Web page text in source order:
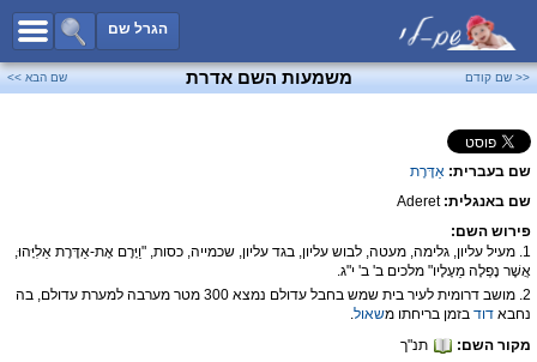
הגרל שם
כל השמות
שמות לבנים
שמות נדירים
קטגוריות
<< שם קודם משמעות השם אדרת שם הבא >>
שם בעברית: אַדֶּרֶת
שם באנגלית:Aderet
פירוש השם:
1. מעיל עליון, גלימה, מעטה, לבוש עליון, בגד עליון, שכמייה, כסות, "וַיָּרֶם אֶת-אַדֶּרֶת אֵלִיָּהוּ,
אֲשֶׁר נָפְלָה מֵעָלָיו" מלכים ב' ב' י"ג.
2. מושב דרומית לעיר בית שמש בחבל עדולם נמצא 300 מטר מערבה למערת עדולם, בה
נחבא דוד בזמן בריחתו משאול.
מקור השם:
תנ"ך